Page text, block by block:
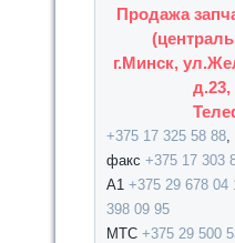
Продажа
г.Минск,
д.23,
+375 17 325 58 88,
факс +375 17 303
А1 +375 29 678 04
398 09 95
МТС +375 29 500